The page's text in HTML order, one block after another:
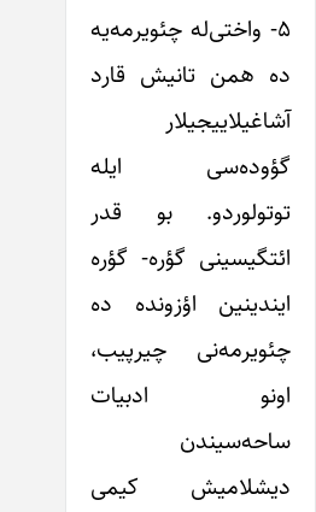
۵- واختی‌‌له چئویرمه‌یه‌
ده همن تانیش قارد
آشاغیلاییجیلار
گؤوده‌سی‌ ایله
توتولوردو. بو قدر
ائتگیسینی گؤره- گؤره
ایندینین اؤزونده ده
چئویرمه‌نی چیرپیب،
اونو ادبیات
ساحه‌سیندن
دیشلامیش کیمی